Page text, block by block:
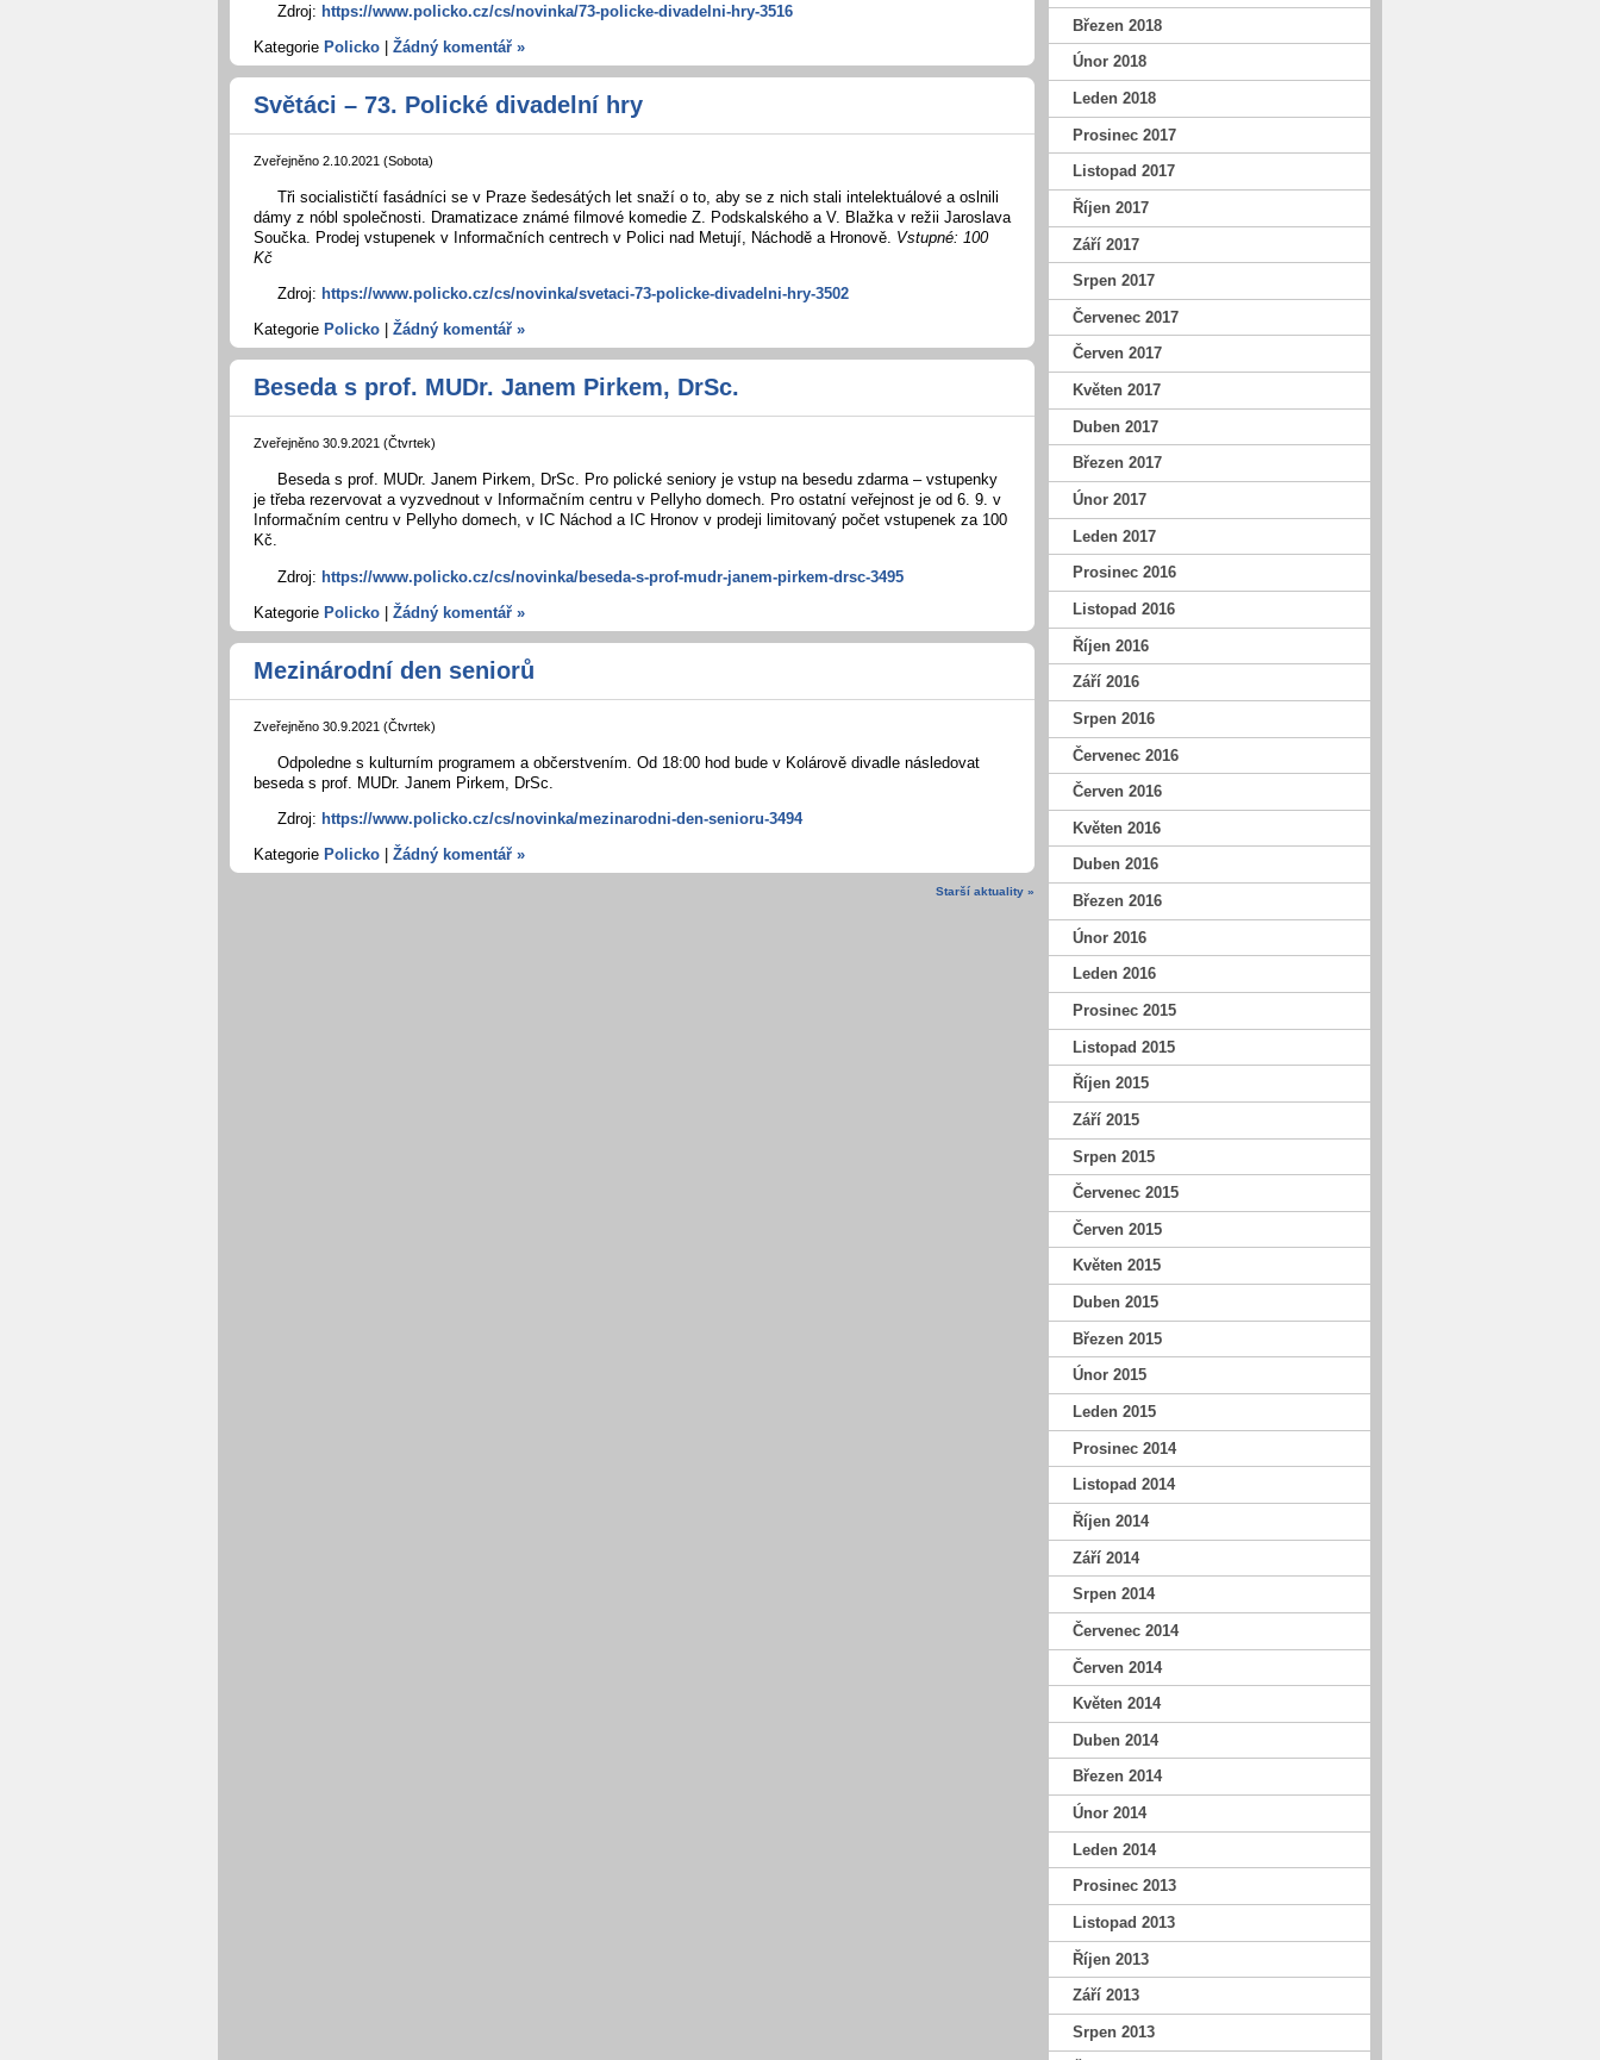
Zdroj: https://www.policko.cz/cs/novinka/73-policke-divadelni-hry-3516
Kategorie Policko Žádný komentář »
Světáci – 73. Polické divadelní hry
Zveřejněno 2.10.2021 (Sobota)
Tři socialističtí fasádníci se v Praze šedesátých let snaží o to, aby se z nich stali intelektuálové a oslnili
dámy z nóbl společnosti. Dramatizace známé filmové komedie Z. Podskalského a V. Blažka v režii Jaroslava
Součka. Prodej vstupenek v Informačních centrech v Polici nad Metují, Náchodě a Hronově. Vstupné: 100
Kč
Zdroj: https://www.policko.cz/cs/novinka/svetaci-73-policke-divadelni-hry-3502
Kategorie Policko Žádný komentář »
Beseda s prof. MUDr. Janem Pirkem, DrSc.
Zveřejněno 30.9.2021 (Čtvrtek)
Beseda s prof. MUDr. Janem Pirkem, DrSc. Pro polické seniory je vstup na besedu zdarma – vstupenky
je třeba rezervovat a vyzvednout v Informačním centru v Pellyho domech. Pro ostatní veřejnost je od 6. 9. v
Informačním centru v Pellyho domech, v IC Náchod a IC Hronov v prodeji limitovaný počet vstupenek za 100
Kč.
Zdroj: https://www.policko.cz/cs/novinka/beseda-s-prof-mudr-janem-pirkem-drsc-3495
Kategorie Policko | Žádný komentář »
Mezinárodní den seniorů
Zveřejněno 30.9.2021 (Čtvrtek)
Odpoledne s kulturním programem a občerstvením. Od 18:00 hod bude v Kolárově divadle následovat
beseda s prof. MUDr. Janem Pirkem, DrSc.
Zdroj: https://www.policko.cz/cs/novinka/mezinarodni-den-senioru-3494
Kategorie Policko Žádný komentář »
Starší aktuality »
Březen 2018
Únor 2018
Leden 2018
Prosinec 2017
Listopad 2017
Říjen 2017
Září 2017
Srpen 2017
Červenec 2017
Červen 2017
Květen 2017
Duben 2017
Březen 2017
Únor 2017
Leden 2017
Prosinec 2016
Listopad 2016
Říjen 2016
Září 2016
Srpen 2016
Červenec 2016
Červen 2016
Květen 2016
Duben 2016
Březen 2016
Únor 2016
Leden 2016
Prosinec 2015
Listopad 2015
Říjen 2015
Září 2015
Srpen 2015
Červenec 2015
Červen 2015
Květen 2015
Duben 2015
Březen 2015
Únor 2015
Leden 2015
Prosinec 2014
Listopad 2014
Říjen 2014
Září 2014
Srpen 2014
Červenec 2014
Červen 2014
Květen 2014
Duben 2014
Březen 2014
Únor 2014
Leden 2014
Prosinec 2013
Listopad 2013
Říjen 2013
Září 2013
Srpen 2013